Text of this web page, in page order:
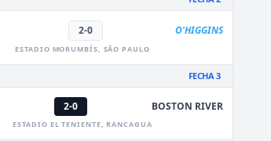
2-0 O'HIGGINS
ESTADIO MORUMBÍS, SÃO PAULO
FECHA 3
2-0 BOSTON RIVER
ESTADIO EL TENIENTE, RANCAGUA